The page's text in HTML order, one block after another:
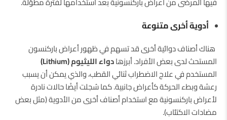
أدوية أخرى متنوعة
هناك أصناف دوائية أخرى قد تسهم في ظهور أعراض باركنسون
المستحث لدى بعض الأفراد. أبرزهادواء الليثيوم (Lithium)
المستخدم في علاج الاضطراب ثنائي القطب، والذي يمكن أن يسبب
رعشة وبطء الحركة كأعراض جانبية. كما سُجلت أيضًا حالات نادرة
لأعراض باركنسونية مع استخدام أصناف أخرى من الأدوية (مثل بعض
مضادات الاكتئاب).